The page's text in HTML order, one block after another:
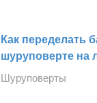
Как переделать
шуруповерте на
Шуруповерты